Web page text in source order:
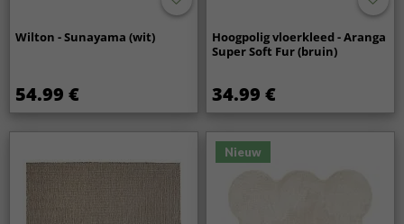
Wilton - Sunayama (wit)
54.99 €
Hoogpolig vloerkleed - Aranga
Super Soft Fur (bruin)
34.99 €
Nieuw